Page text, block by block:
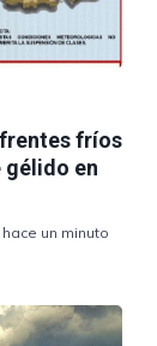
fríos
gélido en
un minuto